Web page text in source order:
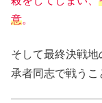
意。
そして最終決戦
承者同志で戦うこ